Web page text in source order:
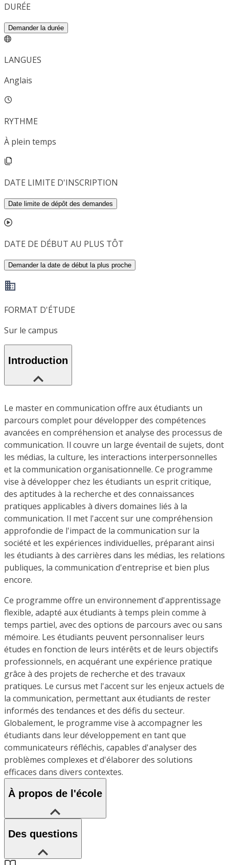
DURÉE
Demander la durée
LANGUES
Anglais
RYTHME
À plein temps
DATE LIMITE D'INSCRIPTION
Date limite de dépôt des demandes
DATE DE DÉBUT AU PLUS TÔT
Demander la date de début la plus proche
FORMAT D'ÉTUDE
Sur le campus
Introduction
Le master en communication offre aux étudiants un
parcours complet pour développer des compétences
avancées en compréhension et analyse des processus de
communication. Il couvre un large éventail de sujets, dont
les médias, la culture, les interactions interpersonnelles
et la communication organisationnelle. Ce programme
vise à développer chez les étudiants un esprit critique,
des aptitudes à la recherche et des connaissances
pratiques applicables à divers domaines liés à la
communication. Il met l'accent sur une compréhension
approfondie de l'impact de la communication sur la
société et les expériences individuelles, préparant ainsi
les étudiants à des carrières dans les médias, les relations
publiques, la communication d'entreprise et bien plus
encore.
Ce programme offre un environnement d'apprentissage
flexible, adapté aux étudiants à temps plein comme à
temps partiel, avec des options de parcours avec ou sans
mémoire. Les étudiants peuvent personnaliser leurs
études en fonction de leurs intérêts et de leurs objectifs
professionnels, en acquérant une expérience pratique
grâce à des projets de recherche et des travaux
pratiques. Le cursus met l'accent sur les enjeux actuels de
la communication, permettant aux étudiants de rester
informés des tendances et des défis du secteur.
Globalement, le programme vise à accompagner les
étudiants dans leur développement en tant que
communicateurs réfléchis, capables d'analyser des
problèmes complexes et d'élaborer des solutions
efficaces dans divers contextes.
À propos de l'école
Des questions